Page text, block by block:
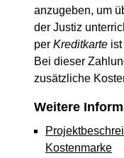
anzugeben, um
der Justiz
per Kreditkarte
Bei dieser
zusätzliche
Weitere
Kostenmarke